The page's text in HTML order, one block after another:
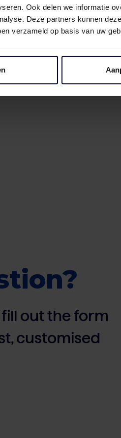
Ook delen we informatie
Deze partners kunnen
verzameld op basis van uw
fill out the form
customised